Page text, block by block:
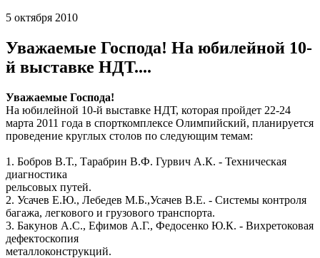
5 октября 2010
Уважаемые Господа! На юбилейной 10-
й выставке НДТ....
Уважаемые Господа!
На юбилейной 10-й выставке НДТ, которая пройдет 22-24
марта 2011 года в спорткомплексе Олимпийский, планируется
проведение круглых столов по следующим темам:
1. Бобров В.Т., Тарабрин В.Ф. Гурвич А.К. - Техническая
диагностика
рельсовых путей.
2. Усачев Е.Ю., Лебедев М.Б.,Усачев В.Е. - Системы контроля
багажа, легкового и грузового транспорта.
3. Бакунов А.С., Ефимов А.Г., Федосенко Ю.К. - Вихретоковая
дефектоскопия
металлоконструкций.